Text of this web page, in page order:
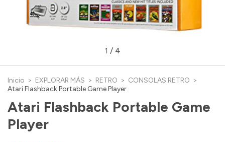
1 / 4
Inicio > EXPLORAR MÁS > RETRO > CONSOLAS RETRO >
Atari Flashback Portable Game Player
Atari Flashback Portable Game
Player